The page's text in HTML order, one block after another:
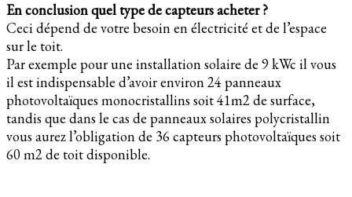
En conclusion quel type de capteurs acheter ?
Ceci dépend de votre besoin en électricité et de l’espace
sur le toit.
Par exemple pour une installation solaire de 9 kWc il vous
il est indispensable d’avoir environ 24 panneaux
photovoltaïques monocristallins soit 41m2 de surface,
tandis que dans le cas de panneaux solaires polycristallin
vous aurez l’obligation de 36 capteurs photovoltaïques soit
60 m2 de toit disponible.